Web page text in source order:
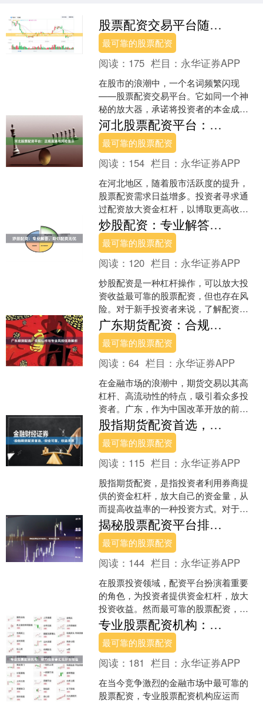
股票配资交易平台随机生成介绍 / 分析 / 如何判断 / 风险适合网站发布不超30字的标题
最可靠的股票配资
阅读： 175 栏目： 永华证券APP
在股市的浪潮中，一个名词频繁闪现
——股票配资交易平台。它如同一个神
秘的放大器，承诺将投资者的本金成倍
扩大，点燃无数人对财富快速增长的渴
望。然而，在这诱人的杠杆背....
河北股票配资平台：正规渠道与风险提示
最可靠的股票配资
阅读： 154 栏目： 永华证券APP
在河北地区，随着股市活跃度的提升，
股票配资需求日益增多。投资者寻求通
过配资放大资金杠杆，以博取更高收
益。然而，面对市场上形形色色的配资
平台，如何选择正规渠道并警....
炒股配资：专业解答，助你配资无忧
最可靠的股票配资
阅读： 120 栏目： 永华证券APP
炒股配资是一种杠杆操作，可以放大投
资收益最可靠的股票配资，但也存在风
险。对于新手投资者来说，了解配资的
专业知识至关重要。 **什么是炒股配
资？** 炒股配资是指....
广东期货配资：合规杠杆与专业风控优势解析
最可靠的股票配资
阅读：64 栏目： 永华证券APP
在金融市场的浪潮中，期货交易以其高
杠杆、高流动性的特点，吸引着众多投
资者。广东，作为中国改革开放的前沿
和经济大省，其期货市场发展迅速，期
货配资业务也日益活跃。然....
股指期货配资首选，安全可靠，收益丰厚
最可靠的股票配资
阅读： 115 栏目： 永华证券APP
股指期货配资，是指投资者利用券商提
供的资金杠杆，放大自己的资金量，从
而提高收益率的一种投资方式。对于想
要在股指期货市场中获取更高收益的投
资者来说，选择一家安全可....
揭秘股票配资平台排行，助你投资无忧
最可靠的股票配资
阅读： 144 栏目： 永华证券APP
在股票投资领域，配资平台扮演着重要
的角色，为投资者提供资金杠杆，放大
投资收益。然而最可靠的股票配资，选
择合适的配资平台至关重要，直接影响
投资体验和资金安全。 经....
专业股票配资机构：助力投资者实现财富增值
最可靠的股票配资
阅读： 181 栏目： 永华证券APP
在当今竞争激烈的金融市场中最可靠的
股票配资，专业股票配资机构应运而